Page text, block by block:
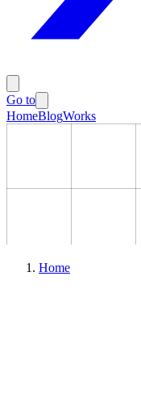
Go to
HomeBlogWorks
Home